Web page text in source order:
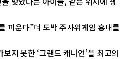
피운다”며 도박 주사위게임 흉내를
지 못한 ‘그랜드 캐니언’을 최고의